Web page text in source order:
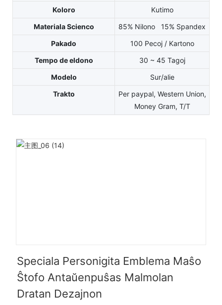
Koloro
Kutimo
Materiala Scienco
85% Nilono 15% Spandex
Pakado
100 Pecoj / Kartono
Tempo de eldono
30 ~ 45 Tagoj
Modelo
Sur/alie
Trakto
Per paypal, Western Union,
Money Gram, T/T
Speciala Personigita Emblema Maŝo
Ŝtofo Antaŭenpuŝas Malmolan
Dratan Dezajnon